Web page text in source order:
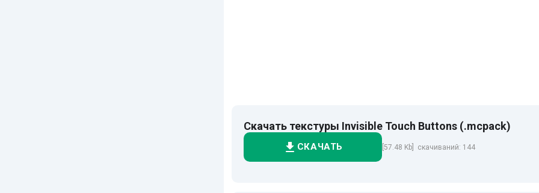
Скачать текстуры Invisible Touch Buttons (.mcpack)
СКАЧАТЬ [57.48 Kb] скачиваний: 144